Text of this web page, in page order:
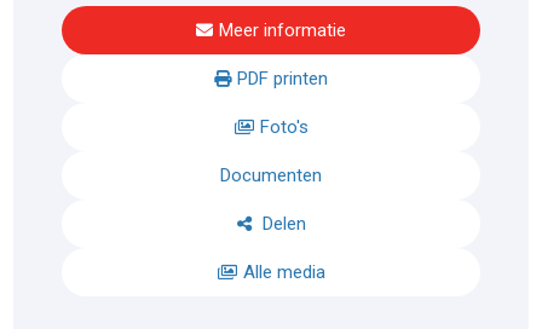
Meer informatie
PDF printen
Foto's
Documenten
Delen
Alle media